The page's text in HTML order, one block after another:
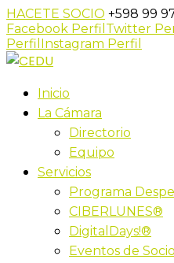
HACETE SOCIO +598 99
Facebook Perfil Twitter
Perfil Instagram Perfil
Inicio
La Cámara
Directorio
Equipo
Servicios
Programa
CIBERLUNES®
DigitalDays!®
Eventos de